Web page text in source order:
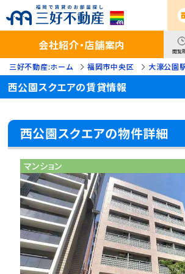
会社紹介・店舗案内 閲覧
三好不動産:ホーム 福岡市中央区 大濠公園
西公園スクエアの賃貸情報
西公園スクエアの物件詳細
マンション